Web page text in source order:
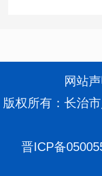
网站
版权所有：长治
晋ICP备